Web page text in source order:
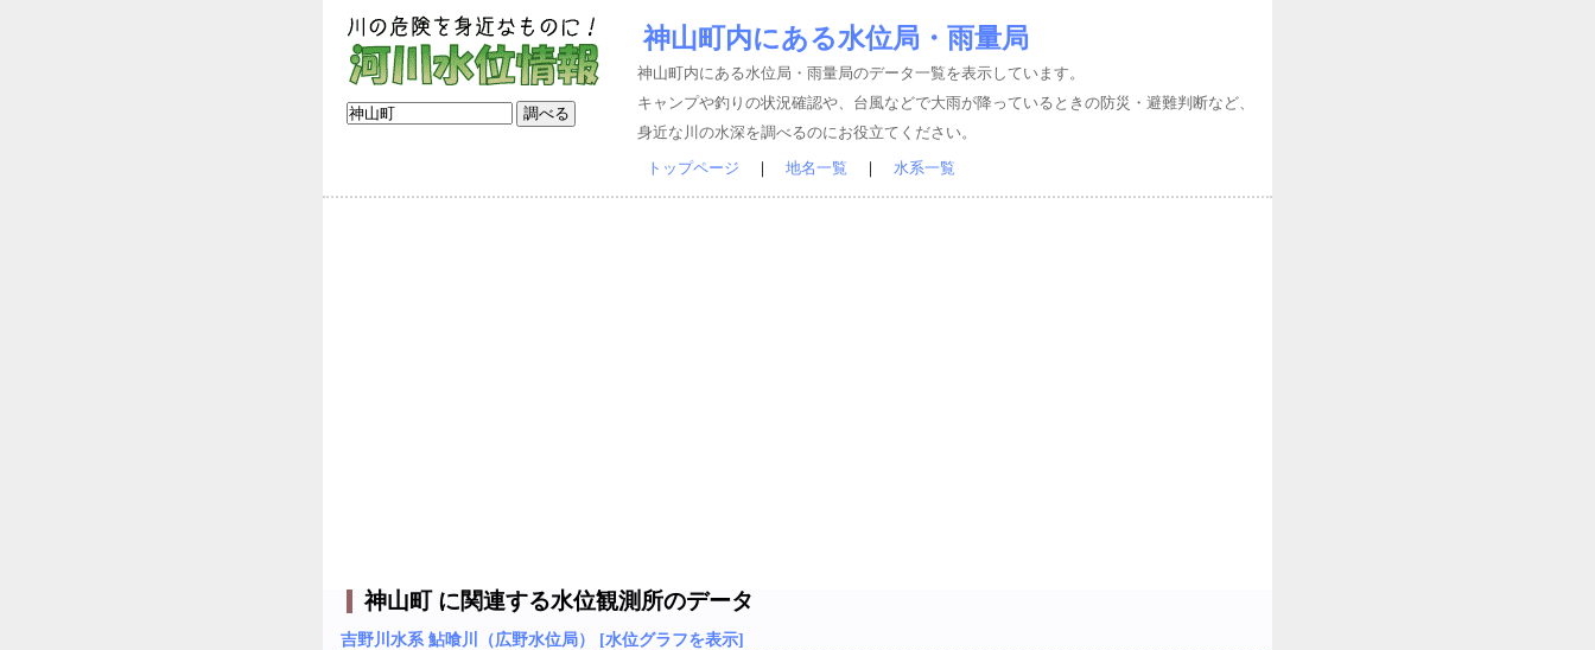
神山町内にある水位局・雨量局
神山町内にある水位局・雨量局のデータ一覧を表示しています。
キャンプや釣りの状況確認や、台風などで大雨が降っているときの防災・避難判断など、
身近な川の水深を調べるのにお役立てください。
トップページ 地名一覧 水系一覧
神山町 に関連する水位観測所のデータ
吉野川水系 鮎喰川（広野水位局） [水位グラフを表示]